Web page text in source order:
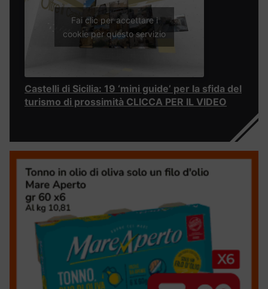
Fai clic per accettare i
cookie per questo servizio
Castelli di Sicilia: 19 ‘mini guide’ per la sfida del
turismo di prossimità CLICCA PER IL VIDEO